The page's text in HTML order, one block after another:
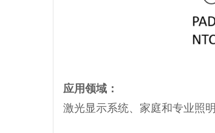
应用领域：
激光显示系统、家庭和专业照明